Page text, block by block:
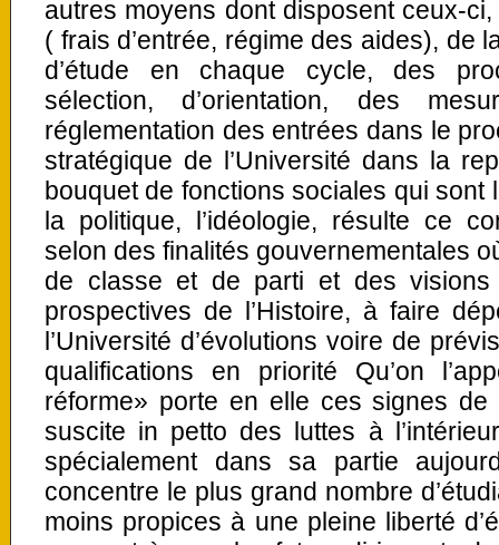
autres moyens dont disposent ceux-
( frais d’entrée, régime des aides), de
d’étude en chaque cycle, des
sélection, d’orientation, des
réglementation des entrées dans le
stratégique de l’Université dans la
bouquet de fonctions sociales qui sont
la politique, l’idéologie, résulte ce
selon des finalités gouvernementales
de classe et de parti et des
prospectives de l’Histoire, à faire
l’Université d’évolutions voire de
qualifications en priorité Qu’on
réforme» porte en elle ces signes de
suscite in petto des luttes à
spécialement dans sa partie
concentre le plus grand nombre
moins propices à une pleine liberté